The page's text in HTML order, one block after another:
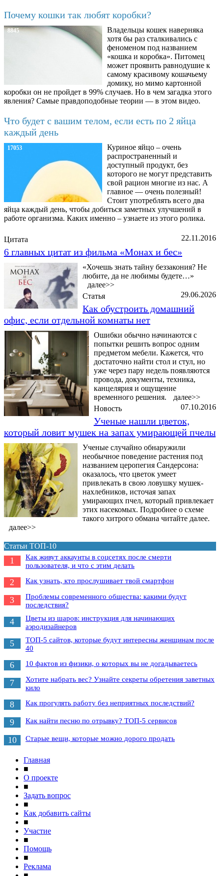
Почему кошки так любят коробки?
8845
Владельцы кошек наверняка
хотя бы раз сталкивались с
феноменом под названием
«кошка и коробка». Питомец
может проявить равнодушие к
самому красивому кошачьему
домику, но мимо картонной
коробки он не пройдет в 99% случаев. Но в чем загадка этого
явления? Самые правдоподобные теории — в этом видео.
Что будет с вашим телом, если есть по 2 яйца
каждый день
17053
Куриное яйцо – очень
распространенный и
доступный продукт, без
которого не могут представить
свой рацион многие из нас. А
главное — очень полезный!
Стоит употреблять всего два
яйца каждый день, чтобы добиться заметных улучшений в
работе организма. Каких именно – узнаете из этого ролика.
22.11.2016
Цитата
6 главных цитат из фильма «Монах и бес»
«Хочешь знать тайну беззакония? Не
любите, да не любимы будете…»
далее>>
29.06.2026
Статья
Как обустроить домашний
офис, если отдельной комнаты нет
Ошибки обычно начинаются с
попытки решить вопрос одним
предметом мебели. Кажется, что
достаточно найти стол и стул, но
уже через пару недель появляются
провода, документы, техника,
канцелярия и ощущение
временного решения.
далее>>
07.10.2016
Новость
Ученые нашли цветок,
который ловит мушек на запах умирающей пчелы
Ученые случайно обнаружили
необычное поведение растения под
названием церопегия Сандерсона:
оказалось, что цветок умеет
привлекать в свою ловушку мушек-
нахлебников, источая запах
умирающих пчел, который привлекает
этих насекомых. Подробнее о схеме
такого хитрого обмана читайте далее.
далее>>
Статьи ТОП-10
1
Как живут аккаунты в соцсетях после смерти
пользователя, и что с этим делать
2 Как узнать, кто прослушивает твой смартфон
3
Проблемы современного общества: какими будут
последствия?
4
Цветы из шаров: инструкция для начинающих
аэродизайнеров
5
ТОП-5 сайтов, которые будут интересны женщинам после
40
6 10 фактов из физики, о которых вы не догадываетесь
7
Хотите набрать вес? Узнайте секреты обретения заветных
кило
8 Как прогулять работу без неприятных последствий?
9 Как найти песню по отрывку? ТОП-5 сервисов
10 Старые вещи, которые можно дорого продать
Главная
■
О проекте
■
Задать вопрос
■
Как добавить сайты
■
Участие
■
Помощь
■
Реклама